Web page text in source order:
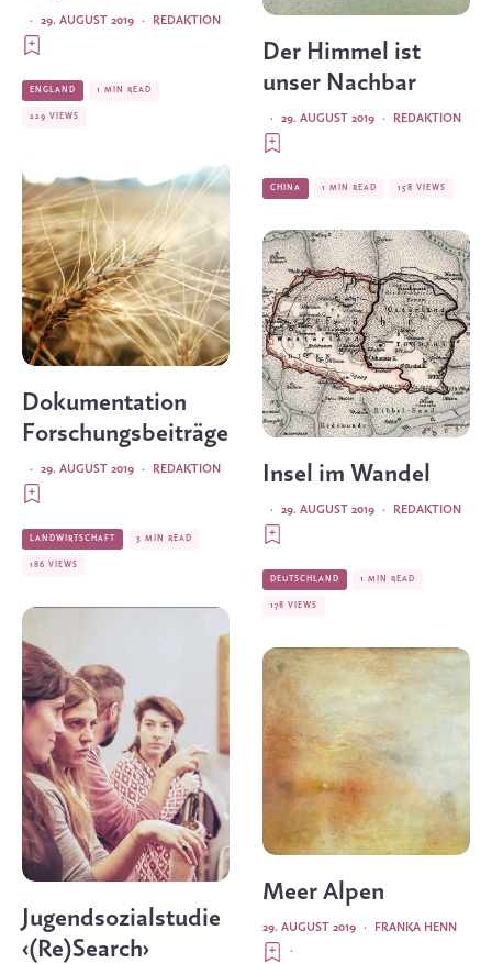
REDAKTION
·
29. AUGUST 2019
·
ENGLAND 1 MIN READ
229 VIEWS
Dokumentation
Forschungsbeiträge
REDAKTION
·
29. AUGUST 2019
·
LANDWIRTSCHAFT 3 MIN READ
186 VIEWS
Jugendsozialstudie
‹(Re)Search›
Der Himmel ist
unser Nachbar
REDAKTION
·
29. AUGUST 2019
·
CHINA 1 MIN READ 158 VIEWS
Insel im Wandel
REDAKTION
·
29. AUGUST 2019
·
DEUTSCHLAND 1 MIN READ
178 VIEWS
Meer Alpen
FRANKA HENN
·
29. AUGUST 2019
·